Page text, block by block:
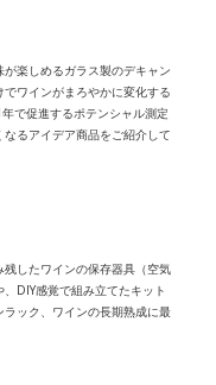
楽しめるガラス製のデキャン
ワインがまろやかに変化する
で促進するポテンシャル測定
るアイデア商品をご紹介して
したワインの保存器具（空気
DIY感覚で組み立てたキット
ック、ワインの長期熟成に最